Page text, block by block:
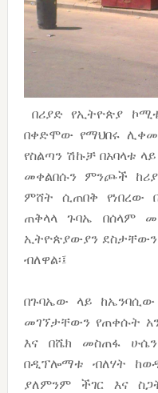
በሪያድ የኢትዮጵያ
በቀድሞው የማህበሩ
የስልጣን ሽኩቻ በአባላቱ
መቀልበሱን ምንጮች
ምሸት ሲጠበቅ የነበረው
ጠቅላላ ጉባኤ በሰላም
ኢትዮጵያውያን ደስታቸውን
ብለዋል፡፤
በጉባኤው ላይ
መገኘታቸውን የጠቀሱት
እና በሼክ መስጠፋ ሁሴን
በዲፕሎማቱ ብለሃት
ያለምንም ችገር እና